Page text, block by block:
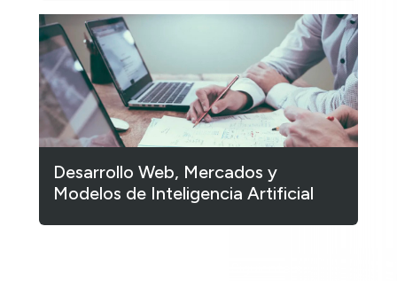
Desarrollo Web, Mercados y
Modelos de Inteligencia Artificial